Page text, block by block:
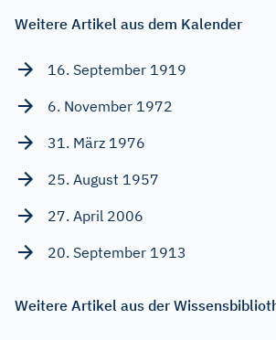
Weitere Artikel aus dem Kalender
16. September 1919
6. November 1972
31. März 1976
25. August 1957
27. April 2006
20. September 1913
Weitere Artikel aus der